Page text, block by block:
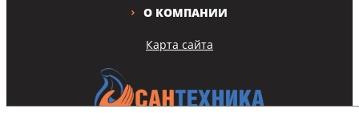
Карта сайта
О КОМПАНИИ